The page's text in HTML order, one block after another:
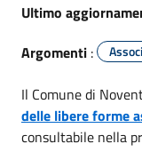
Ultimo
Argomenti :
Il Comune di
delle libere forme
consultabile nella